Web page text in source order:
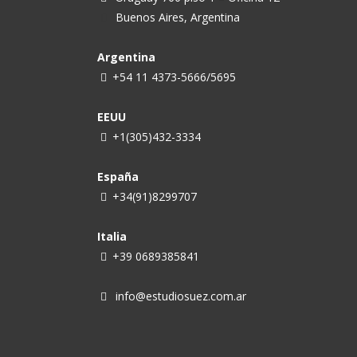
Buenos Aires, Argentina
Argentina
+54 11 4373-5666/5695
EEUU
+1(305)432-3334
España
+34(91)8299707
Italia
+39 0689385841
info@estudiosuez.com.ar